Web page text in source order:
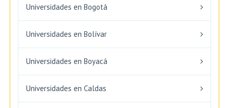
Universidades en Bogotá
Universidades en Bolívar
Universidades en Boyacá
Universidades en Caldas